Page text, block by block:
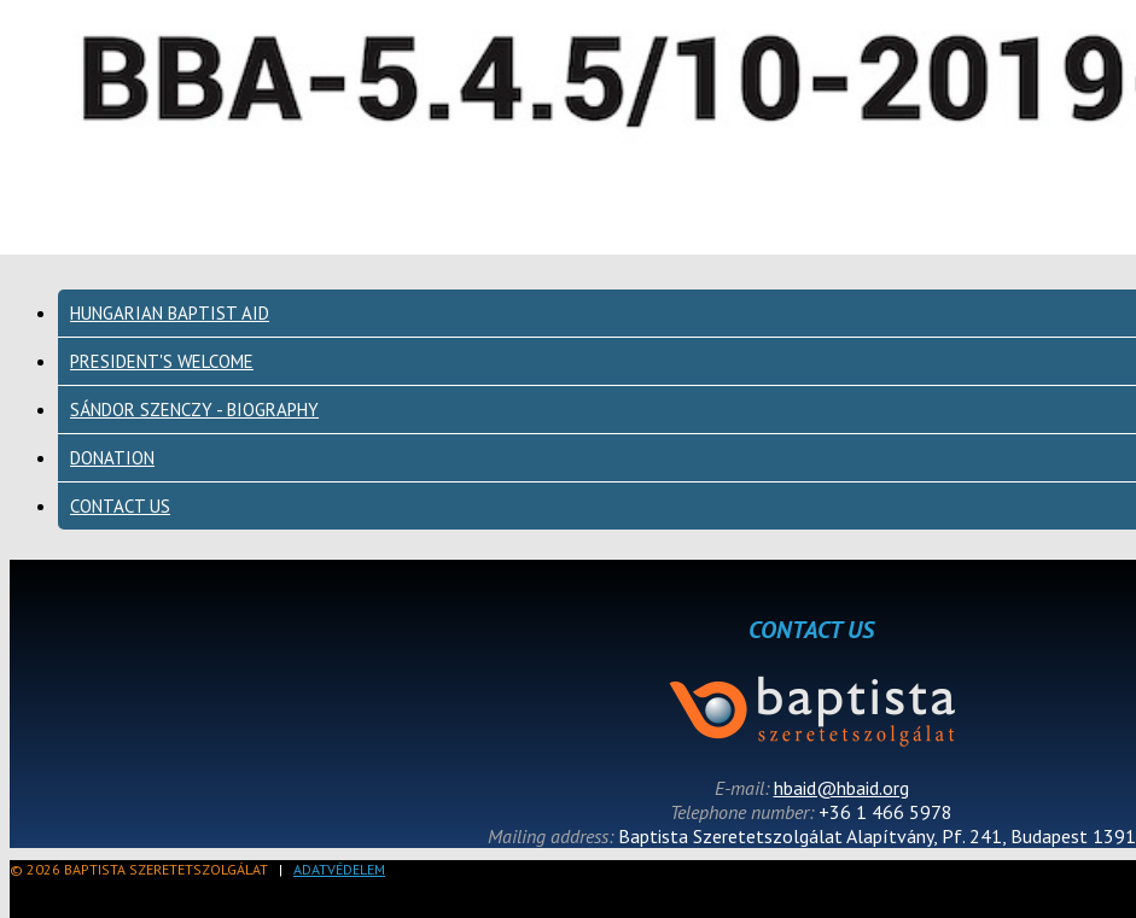
HUNGARIAN BAPTIST AID
PRESIDENT'S WELCOME
SÁNDOR SZENCZY - BIOGRAPHY
DONATION
CONTACT US
CONTACT US
E-mail:hbaid@hbaid.org
Telephone number: +36 1 466 5978
Mailing address: Baptista Szeretetszolgálat Alapítvány, Pf. 241, Budapest 1391
© 2026 BAPTISTA SZERETETSZOLGÁLAT | ADATVÉDELEM